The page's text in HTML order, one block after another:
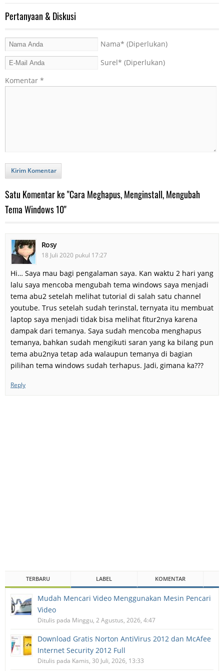
Pertanyaan & Diskusi
Nama* (Diperlukan)
Surel* (Diperlukan)
Komentar *
Kirim Komentar
Satu Komentar ke "Cara Meghapus, Menginstall, Mengubah
Tema Windows 10"
Rosy
18 Juli 2020 pukul 17:27
Hi… Saya mau bagi pengalaman saya. Kan waktu 2 hari yang
lalu saya mencoba mengubah tema windows saya menjadi
tema abu2 setelah melihat tutorial di salah satu channel
youtube. Trus setelah sudah terinstal, ternyata itu membuat
laptop saya menjadi tidak bisa melihat fitur2nya karena
dampak dari temanya. Saya sudah mencoba menghapus
temanya, bahkan sudah mengikuti saran yang ka bilang pun
tema abu2nya tetap ada walaupun temanya di bagian
pilihan tema windows sudah terhapus. Jadi, gimana ka???
Reply
TERBARU LABEL KOMENTAR
Mudah Mencari Video Menggunakan Mesin Pencari
Video
Ditulis pada Minggu, 2 Agustus, 2026, 4:47
Download Gratis Norton AntiVirus 2012 dan McAfee
Internet Security 2012 Full
Ditulis pada Kamis, 30 Juli, 2026, 13:33